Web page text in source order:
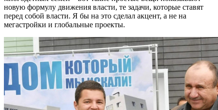
новую формулу движения власти, те задачи, которые ставят
перед собой власти. Я бы на это сделал акцент, а не на
мегастройки и глобальные проекты.